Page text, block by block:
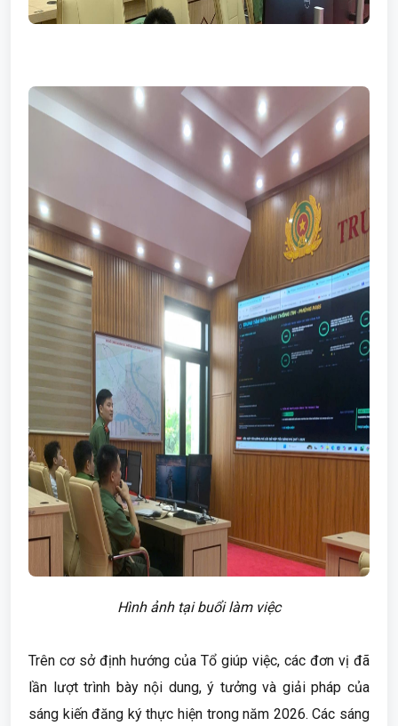
Hình ảnh tại buổi làm việc
Trên cơ sở định hướng của Tổ giúp việc, các đơn vị đã
lần lượt trình bày nội dung, ý tưởng và giải pháp của
sáng kiến đăng ký thực hiện trong năm 2026. Các sáng